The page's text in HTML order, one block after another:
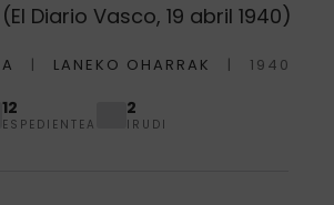
Diario Vasco, 19 abril 1940)
LANEKO OHARRAK 1940
12
ESPEDIENTEA
2
IRUDI